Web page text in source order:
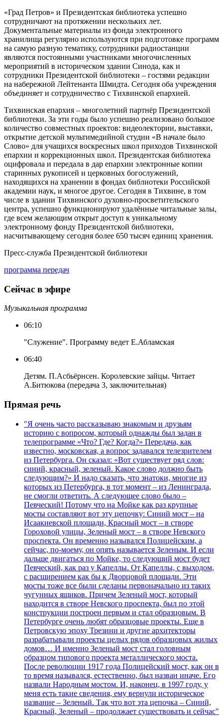
«Град Петров» и Президентская библиотека успешно
сотрудничают на протяжении нескольких лет.
Документальные материалы из фонда электронного
хранилища регулярно используются при подготовке программ
на самую разную тематику, сотрудники радиостанции
являются постоянными участниками многочисленных
мероприятий в историческом здании Синода, как и
сотрудники Президентской библиотеки – гостями редакции
на набережной Лейтенанта Шмидта. Сегодня оба учреждения
объединяет и сотрудничество с Тихвинской епархией.
Тихвинская епархия – многолетний партнёр Президентской
библиотеки. За эти годы было успешно реализовано большое
количество совместных проектов: видеолектории, выставки,
открытие детской мультимедийной студии «В начале было
Слово» для учащихся воскресных школ приходов Тихвинской
епархии и коррекционных школ. Президентская библиотека
оцифровала и передала в дар епархии электронные копии
старинных рукописей и церковных богослужений,
находящихся на хранении в фондах библиотеки Российской
академии наук, и многое другое. Сегодня в Тихвине, в том
числе в здании Тихвинского духовно-просветительского
центра, успешно функционируют удалённые читальные залы,
где всем желающим открыт доступ к уникальному
электронному фонду Президентской библиотеки,
насчитывающему сегодня более 650 тысяч единиц хранения.
Пресс-служба Президентской библиотеки
программа передач
Сейчас в эфире
Музыкальная программа
06:10
"Служение". Программу ведет Е.Абламская
06:40
Детям. П.Асбьёрнсен. Королевские зайцы. Читает
А.Битюкова (передача 3, заключительная)
Прямая речь
"Я очень часто рассказываю знакомым и друзьям
историю с вопросом, который однажды был задан в
телепрограмме «Что? Где? Когда?» Передача, как
известно, московская, а вопрос задавался телезрителем
из Петербурга. Он сказал: «Вот существует ряд слов:
синий, красный, зеленый. Какое слово должно быть
следующим?» И надо сказать, что знатоки, многие из
которых из Петербурга, в тот момент – из Ленинграда,
не смогли ответить. А следующее слово было –
Певческий! Потому что на Мойке как раз крупные
мосты составляют вот эту цепочку: Синий мост – на
Исаакиевской площади, Красный мост – в створе
Гороховой улицы, Зеленый мост – в створе Невского
проспекта. Он временно назывался Полицейским, а
сейчас, по-моему, он опять называется Зеленым. И если
дальше двигаться по Мойке, то следующий мост будет
Певческий, как раз у Капеллы. От Капеллы, с выходом,
с расширением как бы к Дворцовой площади. Эти
мосты тоже все были сделаны первоначально из таких
чугунных ящиков. Причем Зеленый мост, который
находится в створе Невского проспекта, был по этой
конструкции построен первым и стал образцовым. В
Петербурге очень любят образцовые проекты. Еще в
Петровскую эпоху Трезини и другие архитекторы
разрабатывали проекты целых рядов образцовых жилых
домов… И именно Зеленый мост стал головным
образцом типового проекта металлического моста.
После революции 1917 года Полицейский мост, как он в
то время назывался, естественно, был назван иначе. Его
назвали Народным мостом. И, наконец, в 1997 году, у
меня есть такие сведения, ему вернули историческое
название – Зеленый. Так что вот эта цепочка – Синий,
Красный, Зеленый – продолжает существовать и сейчас"